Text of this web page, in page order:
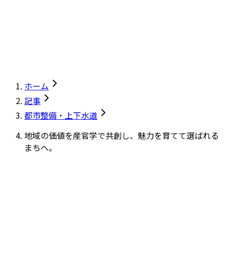
ホーム
記事
都市整備・上下水道
地域の価値を産官学で共創し、魅力を育てて選ばれる
まちへ。